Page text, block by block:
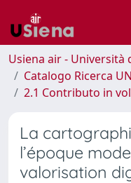
Usiena air - Università
Catalogo Ricerca
2.1 Contributo in
La
l’époque
valorisation